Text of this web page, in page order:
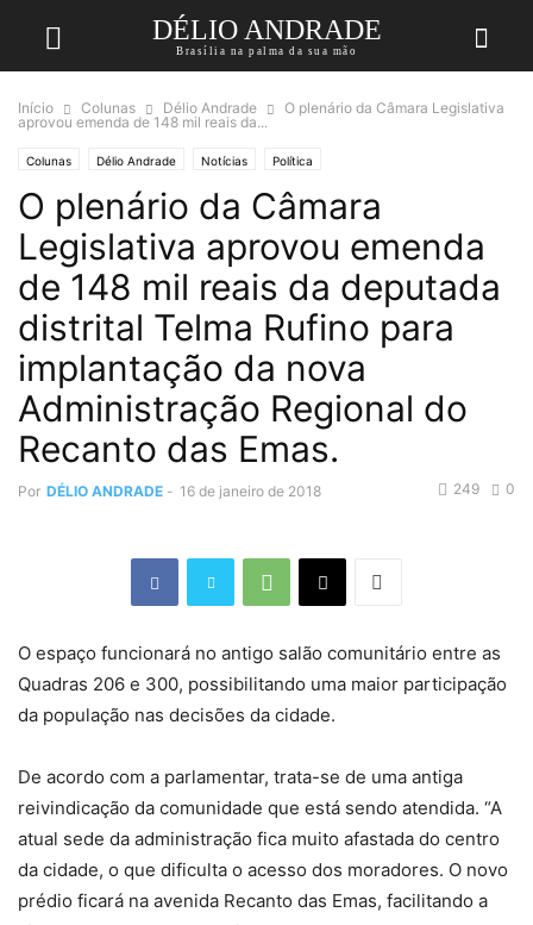
DÉLIO ANDRADE
Brasília na palma da sua mão
Início Colunas Délio Andrade
O plenário da Câmara Legislativa
aprovou emenda de 148 mil reais da...
Colunas Délio Andrade Notícias Política
O plenário da Câmara
Legislativa aprovou emenda
de 148 mil reais da deputada
distrital Telma Rufino para
implantação da nova
Administração Regional do
Recanto das Emas.
Por DÉLIO ANDRADE - 16 de janeiro de 2018 0
249
O espaço funcionará no antigo salão comunitário entre as
Quadras 206 e 300, possibilitando uma maior participação
da população nas decisões da cidade.
De acordo com a parlamentar, trata-se de uma antiga
reivindicação da comunidade que está sendo atendida. “A
atual sede da administração fica muito afastada do centro
da cidade, o que dificulta o acesso dos moradores. O novo
prédio ficará na avenida Recanto das Emas, facilitando a